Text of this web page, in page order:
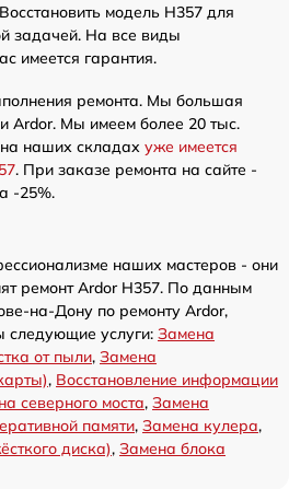
модель H357 для
задачей. На все виды
имеется гарантия.
ремонта. Мы большая
Ardor. Мы имеем более 20 тыс.
наших складах уже имеется
. При заказе ремонта на сайте -
-25%.
наших мастеров - они
ремонт Ardor H357. По данным
на-Дону по ремонту Ardor,
следующие услуги: Замена
от пыли, Замена
, Восстановление информации
северного моста, Замена
памяти, Замена кулера,
диска), Замена блока